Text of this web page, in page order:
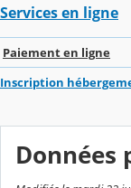
Services en ligne
Paiement en ligne
Inscription
Données